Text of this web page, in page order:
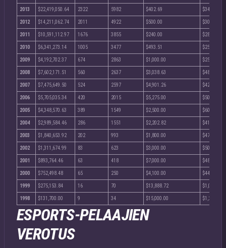
2013 $22,419,050.64 2322 5982 $402.69 $348.00
2012 $14,211,062.74 2011 4922 $500.00 $302.80
2011 $10,591,112.97 1676 3855 $240.00 $280.00
2010 $6,341,273.14 1005 3477 $493.51 $254.42
2009 $4,192,702.37 674 2863 $1,000.00 $250.00
2008 $7,602,171.51 560 2637 $3,038.63 $488.25
2007 $7,475,649.50 524 2597 $4,901.26 $427.92
2006 $5,705,035.34 420 2015 $5,275.00 $500.00
2005 $4,348,570.63 389 1549 $2,500.00 $600.00
2004 $2,989,584.46 286 1551 $2,202.82 $416.67
2003 $1,840,653.92 202 993 $1,800.00 $475.96
2002 $1,311,674.99 83 623 $3,000.00 $500.00
2001 $893,764.46 63 418 $7,000.00 $486.75
2000 $752,498.48 65 250 $4,100.00 $443.81
1999 $275,153.84 16 70 $13,888.72 $1,000.00
1998 $131,700.00 9 34 $15,000.00 $1,250.00
ESPORTS-PELAAJIEN
VEROTUS